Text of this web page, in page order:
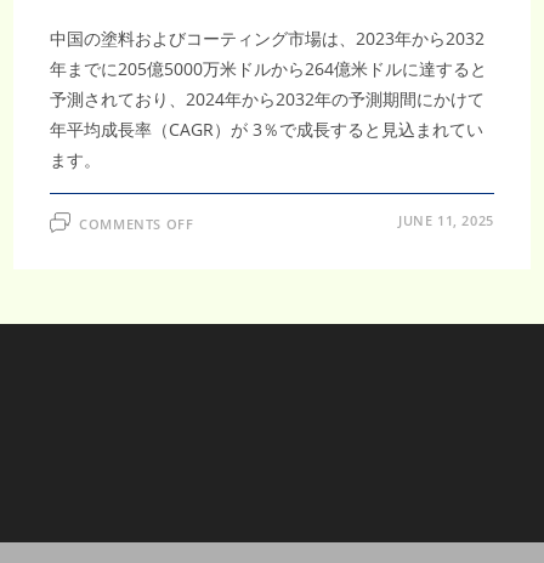
析
中国の塗料およびコーティング市場は、2023年から2032
年までに205億5000万米ドルから264億米ドルに達すると
予測されており、2024年から2032年の予測期間にかけて
年平均成長率（CAGR）が 3％で成長すると見込まれてい
ます。
COMMENTS OFFON
場、
CAGR
JUNE 11, 2025